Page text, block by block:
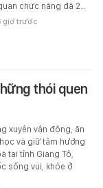
chức năng đã 2…
giờ trước
thói quen
xuyên vận động, ăn
và giữ tâm hướng
tại tỉnh Giang Tô,
sống vui, khỏe ở